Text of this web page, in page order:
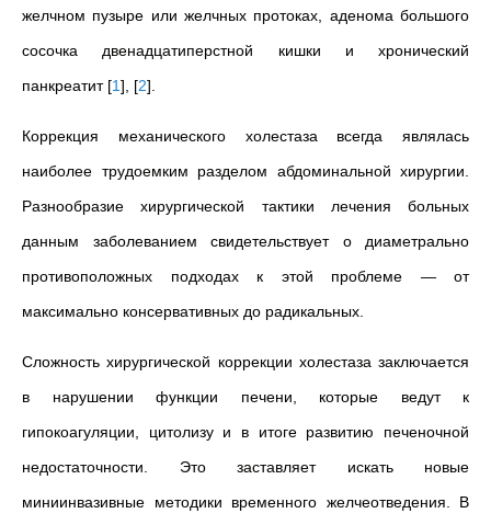
желчном пузыре или желчных протоках, аденома большого
сосочка двенадцатиперстной кишки и хронический
панкреатит [1] [2]
Коррекция механического холестаза всегда являлась
наиболее трудоемким разделом абдоминальной хирургии.
Разнообразие хирургической тактики лечения больных
данным заболеванием свидетельствует о диаметрально
противоположных подходах к этой проблеме — от
максимально консервативных до радикальных.
Сложность хирургической коррекции холестаза заключается
в нарушении функции печени, которые ведут к
гипокоагуляции, цитолизу и в итоге развитию печеночной
недостаточности. Это заставляет искать новые
миниинвазивные методики временного желчеотведения. В